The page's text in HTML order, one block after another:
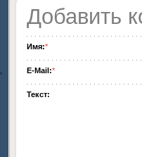
Добавить
Имя:*
E-Mail:*
Текст: